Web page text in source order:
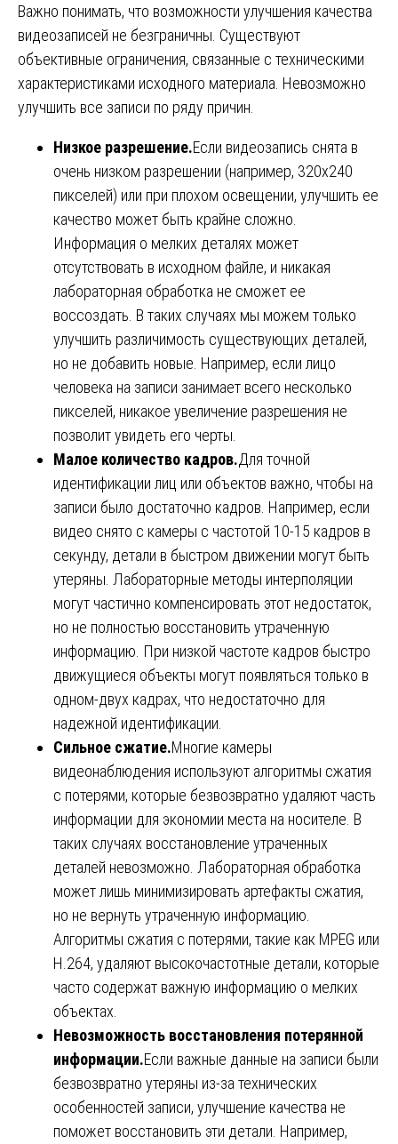
Важно понимать, что возможности улучшения качества
видеозаписей не безграничны. Существуют
объективные ограничения, связанные с техническими
характеристиками исходного материала. Невозможно
улучшить все записи по ряду причин.
Низкое разрешение.Если видеозапись снята в
очень низком разрешении (например, 320х240
пикселей) или при плохом освещении, улучшить ее
качество может быть крайне сложно.
Информация о мелких деталях может
отсутствовать в исходном файле, и никакая
лабораторная обработка не сможет ее
воссоздать. В таких случаях мы можем только
улучшить различимость существующих деталей,
но не добавить новые. Например, если лицо
человека на записи занимает всего несколько
пикселей, никакое увеличение разрешения не
позволит увидеть его черты.
Малое количество кадров.Для точной
идентификации лиц или объектов важно, чтобы на
записи было достаточно кадров. Например, если
видео снято с камеры с частотой 10-15 кадров в
секунду, детали в быстром движении могут быть
утеряны. Лабораторные методы интерполяции
могут частично компенсировать этот недостаток,
но не полностью восстановить утраченную
информацию. При низкой частоте кадров быстро
движущиеся объекты могут появляться только в
одном-двух кадрах, что недостаточно для
надежной идентификации.
Сильное сжатие.Многие камеры
видеонаблюдения используют алгоритмы сжатия
с потерями, которые безвозвратно удаляют часть
информации для экономии места на носителе. В
таких случаях восстановление утраченных
деталей невозможно. Лабораторная обработка
может лишь минимизировать артефакты сжатия,
но не вернуть утраченную информацию.
Алгоритмы сжатия с потерями, такие как MPEG или
H.264, удаляют высокочастотные детали, которые
часто содержат важную информацию о мелких
объектах.
Невозможность восстановления потерянной
информации.Если важные данные на записи были
безвозвратно утеряны из-за технических
особенностей записи, улучшение качества не
поможет восстановить эти детали. Например,